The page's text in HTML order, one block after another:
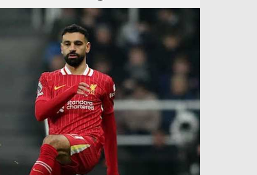
ركن الألعاب
دوري أبطال إفريقيا
كل البطولات